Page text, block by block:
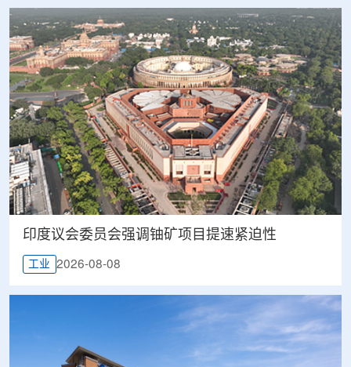
印度议会委员会强调铀矿项目提速紧迫性
工业 2026-08-08